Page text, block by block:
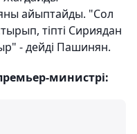
айыптайды. "Сол
тіпті Сириядан
- дейді Пашинян.
министрі: